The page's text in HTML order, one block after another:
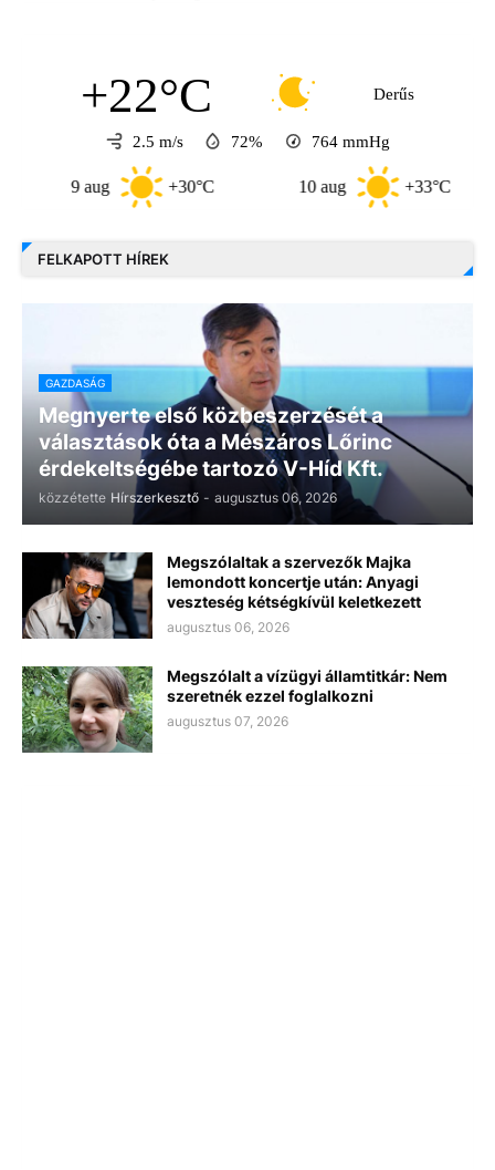
+22°C Derűs
2.5 m/s 72% 764 mmHg
+30°C +33°C
FELKAPOTT HÍREK
GAZDASÁG
Megnyerte első közbeszerzését a
választások óta a Mészáros Lőrinc
érdekeltségébe tartozó V-Híd Kft.
közzétette Hírszerkesztő - augusztus 06, 2026
Megszólaltak a szervezők Majka
lemondott koncertje után: Anyagi
veszteség kétségkívül keletkezett
augusztus 06, 2026
Megszólalt a vízügyi államtitkár: Nem
szeretnék ezzel foglalkozni
augusztus 07, 2026